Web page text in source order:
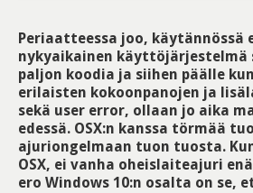
Periaatteessa joo, käytännössä
nykyaikainen käyttöjärjestelmä
paljon koodia ja siihen päälle
erilaisten kokoonpanojen ja
sekä user error, ollaan jo aika
edessä. OSX:n kanssa törmää
ajuriongelmaan tuon tuosta.
OSX, ei vanha oheislaiteajuri
ero Windows 10:n osalta on se,